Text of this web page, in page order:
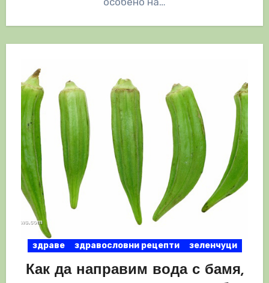
здраве здравословни рецепти зеленчуци
Как да направим вода с бамя,